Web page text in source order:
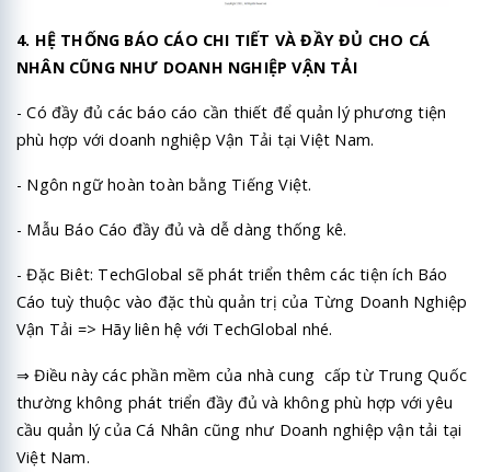
4. HỆ THỐNG BÁO CÁO CHI TIẾT VÀ ĐẦY ĐỦ CHO CÁ
NHÂN CŨNG NHƯ DOANH NGHIỆP VẬN TẢI
- Có đầy đủ các báo cáo cần thiết để quản lý phương tiện
phù hợp với doanh nghiệp Vận Tải tại Việt Nam.
- Ngôn ngữ hoàn toàn bằng Tiếng Việt.
- Mẫu Báo Cáo đầy đủ và dễ dàng thống kê.
- Đặc Biêt: TechGlobal sẽ phát triển thêm các tiện ích Báo
Cáo tuỳ thuộc vào đặc thù quản trị của Từng Doanh Nghiệp
Vận Tải => Hãy liên hệ với TechGlobal nhé.
⇒ Điều này các phần mềm của nhà cung cấp từ Trung Quốc
thường không phát triển đầy đủ và không phù hợp với yêu
cầu quản lý của Cá Nhân cũng như Doanh nghiệp vận tải tại
Việt Nam.